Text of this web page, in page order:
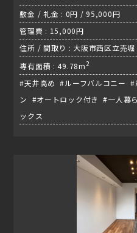
敷金 / 礼金 : 0円 / 95,000円
管理費 : 15,000円
住所 / 間取り : 大阪市西区立売
橋駅』
専有面積 : 49.78m2
#天井高め #ルーフバルコニー
ン #オートロック付き #一人暮
ックス